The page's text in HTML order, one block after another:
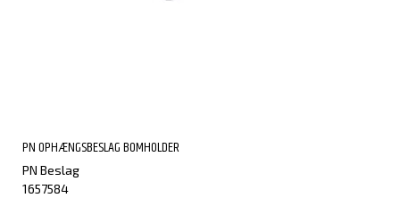
PN OPHÆNGSBESLAG BOMHOLDER
PN Beslag
1657584